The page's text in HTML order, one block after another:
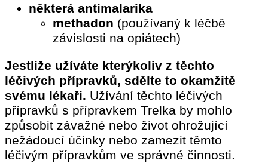
některá antimalarika
methadon (používaný k léčbě
závislosti na opiátech)
Jestliže užíváte kterýkoliv z těchto
léčivých přípravků, sdělte to okamžitě
svému lékaři. Užívání těchto léčivých
přípravků s přípravkem Trelka by mohlo
způsobit závažné nebo život ohrožující
nežádoucí účinky nebo zamezit těmto
léčivým přípravkům ve správné činnosti.